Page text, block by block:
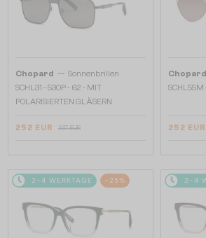
Chopard — Sonnenbrillen
SCHL31 - 530P - 62 - MIT
POLARISIERTEN GLÄSERN
252 EUR 337 EUR
Chopard
SCHL55M
252 EUR
2-4 WERKTAGE -25% 2-4